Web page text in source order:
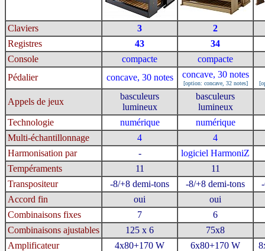
Claviers 3
2
Registres
43
34
Console
compacte
compacte
Pédalier
concave, 30 notes concave, 30 notes
[option: concave, 32 notes]
Appels de jeux
basculeurs
lumineux
basculeurs
lumineux
Technologie
numérique
numérique
Multi-échantillonnage
4
4
Harmonisation par
-
logiciel HarmoniZ
Tempéraments
11
11
Transpositeur
-8/+8 demi-tons -8/+8 demi-tons
Accord fin
oui
oui
Combinaisons fixes
7
6
Combinaisons ajustables
125 x 6
75x8
Amplificateur
4x80+170 W 6x80+170 W